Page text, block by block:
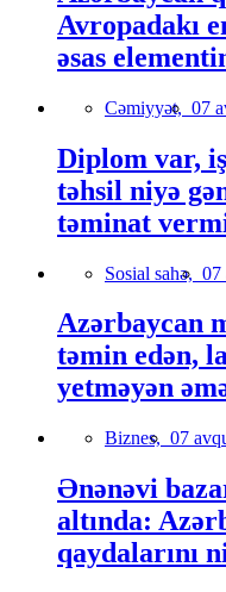
Avropadakı
əsas
Cəmiyyət, 07
Diplom var,
təhsil niyə
təminat
Sosial sahə, 07
Azərbaycan
təmin edən,
yetməyən
Biznes, 07
Ənənəvi
altında:
qaydalarını